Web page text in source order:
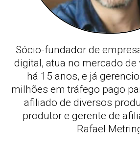
Sócio-fundador de
digital, atua no mercado de
há 15 anos, e já
milhões em tráfego pago
afiliado de diversos
produtor e gerente de
Rafael